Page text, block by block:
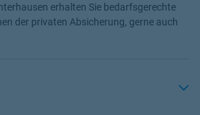
erhalten Sie bedarfsgerechte
der privaten Absicherung, gerne auch